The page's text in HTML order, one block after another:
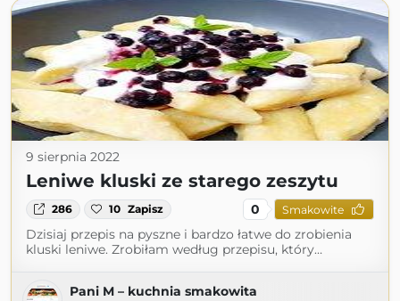
9 sierpnia 2022
Leniwe kluski ze starego zeszytu
286 10 Zapisz 0 Smakowite
Dzisiaj przepis na pyszne i bardzo łatwe do zrobienia
kluski leniwe. Zrobiłam według przepisu, który…
Pani M – kuchnia smakowita